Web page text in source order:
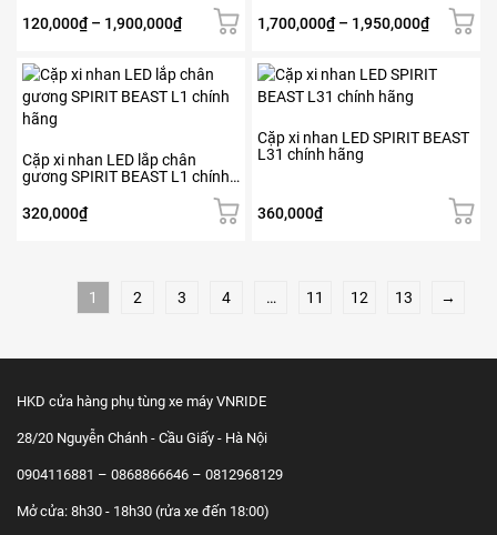
trên
sản
phẩm
120,000₫ – 1,900,000₫Khoảng
từ
120,000₫
1,900,000₫
thể.
tùy
chọn
có
được
chọn
trên
1,700,000₫ – 1,950,000₫Khoảng
từ
thể.
tùy
chọn
thể
trên
Cặp xi nhan LED lắp chân
gương SPIRIT BEAST L1 chính
320,000₫
Cặp xi nhan LED SPIRIT BEAST
L31 chính hãng
360,000₫
1 2 3 4 … 11 12 13 →
HKD cửa hàng phụ tùng xe máy VNRIDE
28/20 Nguyễn Chánh - Cầu Giấy - Hà Nội
0904116881 – 0868866646 – 0812968129
Mở cửa: 8h30 - 18h30 (rửa xe đến 18:00)